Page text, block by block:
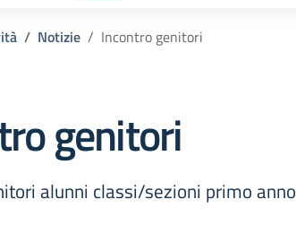
Notizie Incontro genitori
genitori
alunni classi/sezioni primo anno